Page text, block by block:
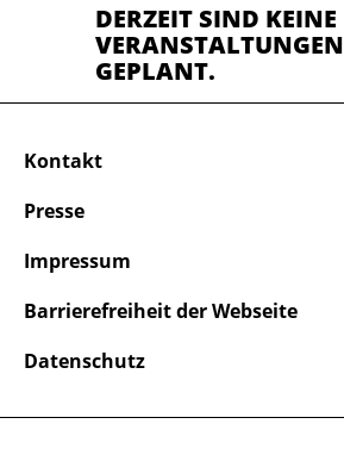
DERZEIT SIND KEINE
VERANSTALTUNGEN
GEPLANT.
Kontakt
Presse
Impressum
Barrierefreiheit der Webseite
Datenschutz